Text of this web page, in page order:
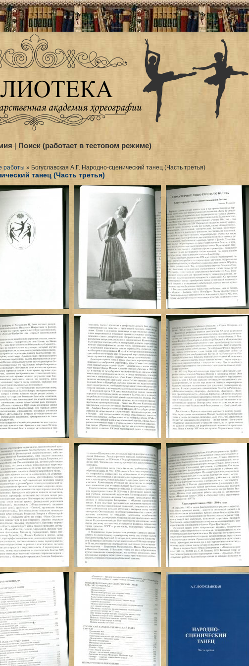
Поиск (работает в тестовом режиме)
работы » Богуславская А.Г. Народно-сценический танец (Часть третья)
танец (Часть третья)